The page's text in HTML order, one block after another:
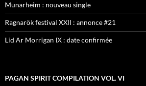
Munarheim : nouveau single
Ragnarök festival XXII : annonce #21
Lid Ar Morrigan IX : date confirmée
PAGAN SPIRIT COMPILATION VOL. VI